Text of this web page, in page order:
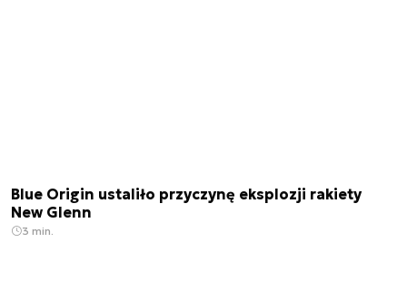
Blue Origin ustaliło przyczynę eksplozji rakiety
New Glenn
3 min.